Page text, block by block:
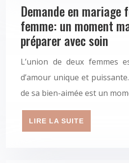
Demande en mariage
femme: un moment
préparer avec soin
L’union de deux femmes
d’amour unique et
de sa bien-aimée est un
LIRE LA SUITE